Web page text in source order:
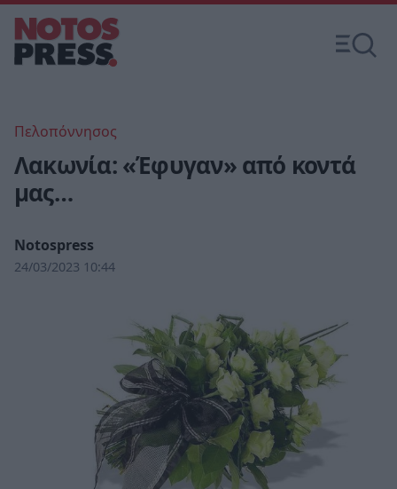
Πελοπόννησος
Λακωνία: «Έφυγαν» από κοντά
μας…
Notospress
24/03/2023 10:44